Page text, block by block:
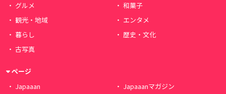
グルメ
和菓子
観光・地域
エンタメ
暮らし
歴史・文化
古写真
ページ
Japaaan
Japaaanマガジン